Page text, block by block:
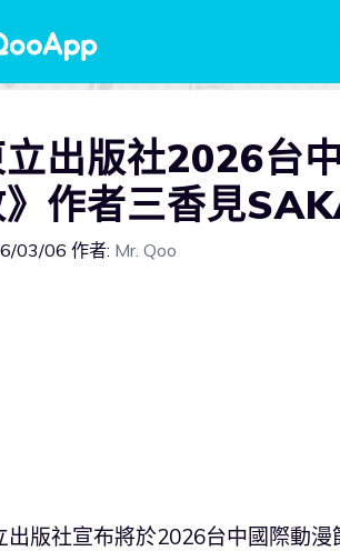
出版社2026台
作者三香見
03/06 作者: Mr. Qoo
出版社宣布將於2026台中國際動